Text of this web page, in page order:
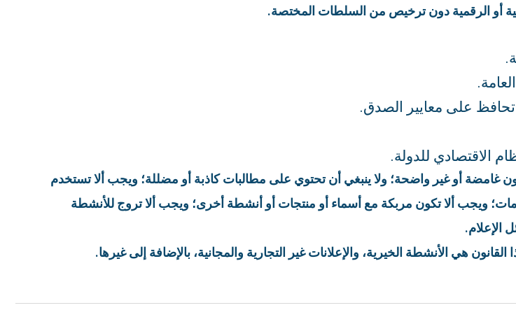
أو الرقمية دون ترخيص من السلطات المختصة.
تحافظ على معايير الصدق.
الاقتصادي للدولة.
غامضة أو غير واضحة؛ ولا ينبغي أن تحتوي على مطالبات كاذبة أو مضللة؛ ويجب ألا تستخدم
ويجب ألا تكون مربكة مع أسماء أو منتجات أو أنشطة أخرى؛ ويجب ألا تروج للأنشطة
الإعلام.
هي الأنشطة الخيرية، والإعلانات غير التجارية والمجانية، بالإضافة إلى غيرها.